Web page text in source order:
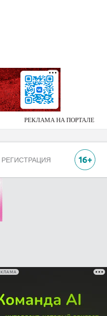
РЕКЛАМА НА ПОРТАЛЕ
РЕГИСТРАЦИЯ